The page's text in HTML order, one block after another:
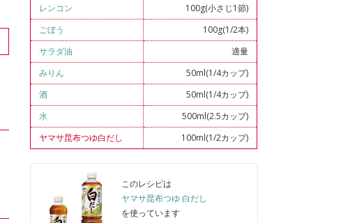
レンコン
100g(小さじ1節)
ごぼう
100g(1/2本)
サラダ油
適量
みりん
50ml(1/4カップ)
酒
50ml(1/4カップ)
水
500ml(2.5カップ)
ヤマサ昆布つゆ白だし
100ml(1/2カップ)
このレシピは
ヤマサ昆布つゆ 白だし
を使っています